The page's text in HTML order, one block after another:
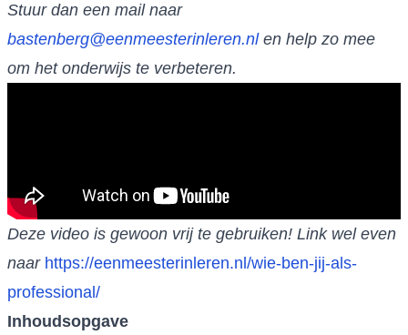
Stuur dan een mail naar
bastenberg@eenmeesterinleren.nlen help zo mee
om het onderwijs te verbeteren.
Deze video is gewoon vrij te gebruiken! Link wel even
naar https://eenmeesterinleren.nl/wie-ben-jij-als-
professional/
Inhoudsopgave